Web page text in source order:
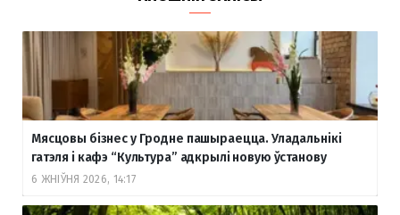
Мясцовы бізнес у Гродне пашыраецца. Уладальнікі
гатэля і кафэ “Культура” адкрылі новую ўстанову
6 ЖНІЎНЯ 2026, 14:17